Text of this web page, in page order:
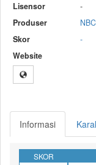
Lisensor
-
Produser
Skor
-
Website
Informasi
SKOR